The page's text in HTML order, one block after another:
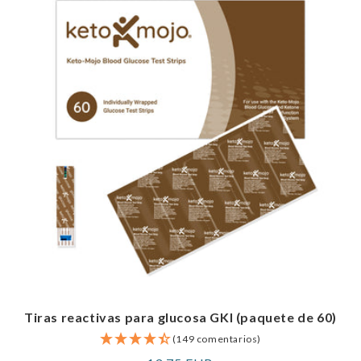
Tiras reactivas para glucosa GKI (paquete de 60)
(149 comentarios)